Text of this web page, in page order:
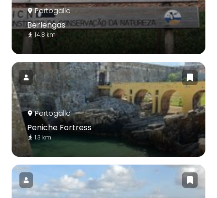
Portogallo
Berlengas
14.8 km
Portogallo
Peniche Fortress
1.3 km